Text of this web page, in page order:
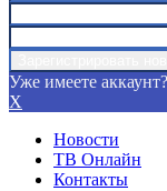
Уже имеете аккаунт?
X
Новости
ТВ Онлайн
Контакты